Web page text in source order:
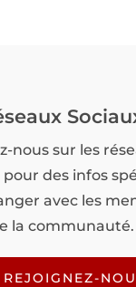
nous sur les
pour des infos
avec les
la communauté.
REJOIGNEZ-